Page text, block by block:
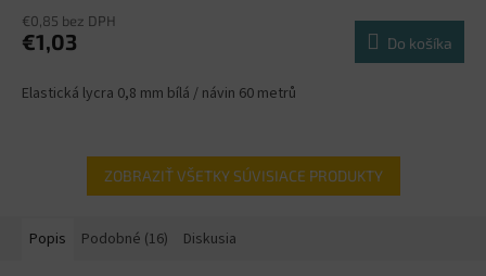
€0,85 bez DPH
€1,03 Do košíka
Elastická lycra 0,8 mm bílá / návin 60 metrů
ZOBRAZIŤ VŠETKY SÚVISIACE PRODUKTY
Popis Podobné (16) Diskusia